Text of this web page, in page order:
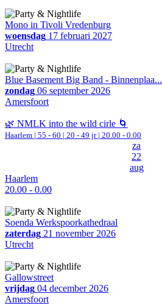
Mono in Tivoli Vredenburg
woensdag 17 februari 2027
Utrecht
Blue Basement Big Band - Binnenplaa...
zondag 06 september 2026
Amersfoort
🌿 NMLK into the wild cirle 🌀
Haarlem | 55 - 60 | 20 - 49 jr | 20.00 - 0.00
za
22
aug
Haarlem
20.00 - 0.00
Soenda Werkspoorkathedraal
zaterdag 21 november 2026
Utrecht
Gallowstreet
vrijdag 04 december 2026
Amersfoort